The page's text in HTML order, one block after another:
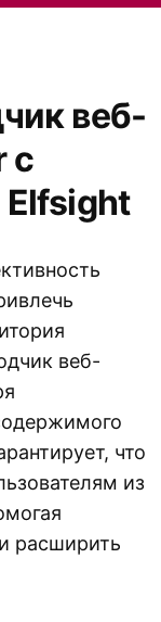
веб-
с
веб-
что
из
расширить